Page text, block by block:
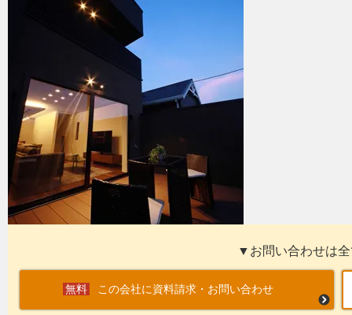
▼お問い合わせは
この会社に資料請求・お問い合わせ